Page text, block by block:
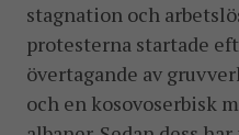
stagnation och
protesterna startade
övertagande av
och en kosovoserbisk